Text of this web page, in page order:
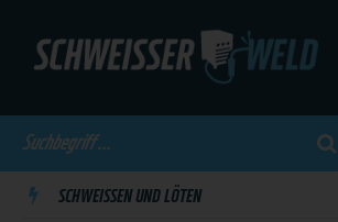
SCHWEISSEN UND LÖTEN
main